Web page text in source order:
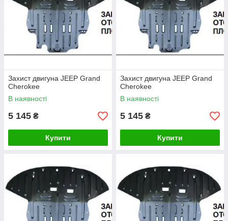
Захист двигуна JEEP Grand
Cherokee
В наявності
5 145 ₴
Купити
Захист двигуна JEEP Grand
Cherokee
В наявності
5 145 ₴
Купити